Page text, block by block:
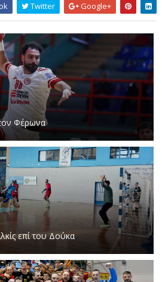
Twitter Google+
Φέρωνα
επί του Δούκα